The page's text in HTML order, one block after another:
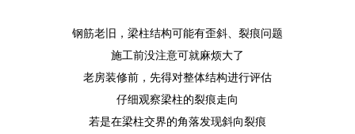
钢筋老旧，梁柱结构可能有歪斜、裂痕问题
施工前没注意可就麻烦大了
老房装修前，先得对整体结构进行评估
仔细观察梁柱的裂痕走向
若是在梁柱交界的角落发现斜向裂痕